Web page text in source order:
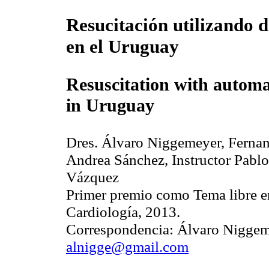
Resucitación utilizando
en el Uruguay
Resuscitation with
in Uruguay
Dres. Álvaro Niggemeyer,
Andrea Sánchez, Instructor
Vázquez
Primer premio como Tema libre
Cardiología, 2013.
Correspondencia: Álvaro
alnigge@gmail.com